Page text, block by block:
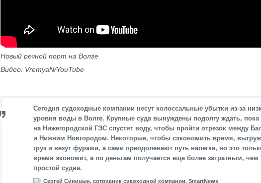
Новый речной порт на Волге
Видео: VremyaN/YouTube
Сегодня судоходные компании несут колоссальные убытки из-за
уровня воды в Волге. Крупные суда вынуждены подолгу ждать, пока
на Нижегородской ГЭС спустят воду, чтобы пройти отрезок между
и Нижним Новгородом. Некоторые, чтобы сэкономить время,
груз и везут фурами, а сами преодолевают путь налегке, но это
время экономит, а по деньгам получается еще более затратным, чем
простой судна.
Сергей Синицын, сотрудник судоходной компании, SmartNews